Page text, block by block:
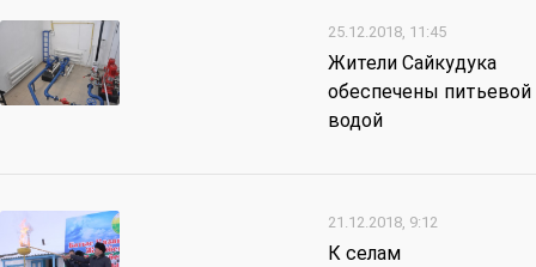
25.12.2018, 11:45
Жители Сайкудука
обеспечены питьевой
водой
21.12.2018, 9:12
К селам